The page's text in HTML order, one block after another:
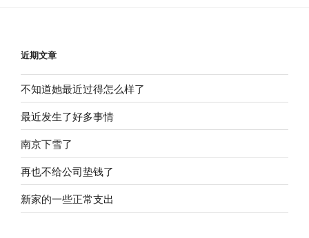
近期文章
不知道她最近过得怎么样了
最近发生了好多事情
南京下雪了
再也不给公司垫钱了
新家的一些正常支出